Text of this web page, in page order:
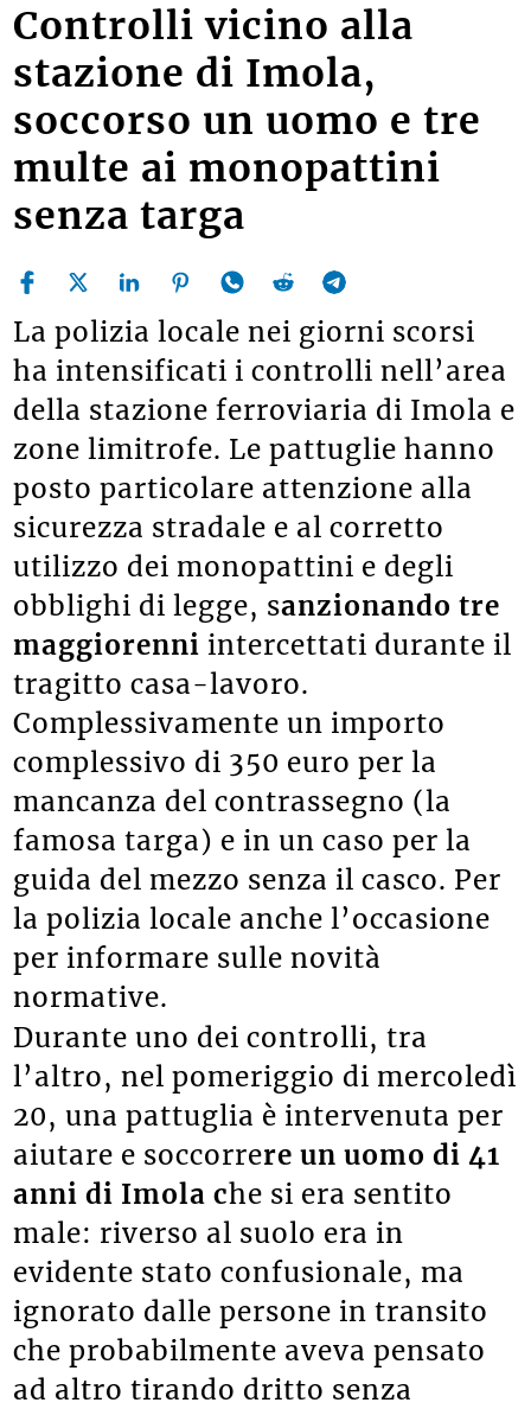
Controlli vicino alla
stazione di Imola,
soccorso un uomo e tre
multe ai monopattini
senza targa
La polizia locale nei giorni scorsi
ha intensificati i controlli nell’area
della stazione ferroviaria di Imola e
zone limitrofe. Le pattuglie hanno
posto particolare attenzione alla
sicurezza stradale e al corretto
utilizzo dei monopattini e degli
obblighi di legge, sanzionando tre
maggiorenni intercettati durante il
tragitto casa-lavoro.
Complessivamente un importo
complessivo di 350 euro per la
mancanza del contrassegno (la
famosa targa) e in un caso per la
guida del mezzo senza il casco. Per
la polizia locale anche l’occasione
per informare sulle novità
normative.
Durante uno dei controlli, tra
l’altro, nel pomeriggio di mercoledì
20, una pattuglia è intervenuta per
aiutare e soccorrere un uomo di 41
anni di Imola che si era sentito
male: riverso al suolo era in
evidente stato confusionale, ma
ignorato dalle persone in transito
che probabilmente aveva pensato
ad altro tirando dritto senza